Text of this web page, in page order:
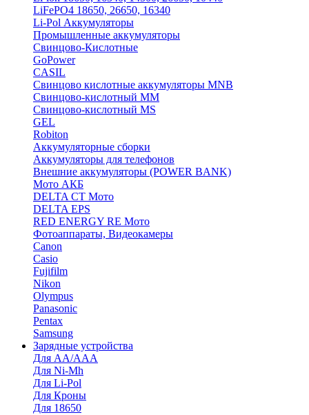
LiFePO4 18650, 26650, 16340
Li-Pol Аккумуляторы
Промышленные аккумуляторы
Свинцово-Кислотные
GoPower
CASIL
Свинцово кислотные аккумуляторы MNB
Cвинцово-кислотный MM
Cвинцово-кислотный MS
GEL
Robiton
Аккумуляторные сборки
Аккумуляторы для телефонов
Внешние аккумуляторы (POWER BANK)
Мото АКБ
DELTA CT Мото
DELTA EPS
RED ENERGY RE Мото
Фотоаппараты, Видеокамеры
Canon
Casio
Fujifilm
Nikon
Olympus
Panasonic
Pentax
Samsung
Зарядные устройства
Для AA/AAA
Для Ni-Mh
Для Li-Pol
Для Кроны
Для 18650